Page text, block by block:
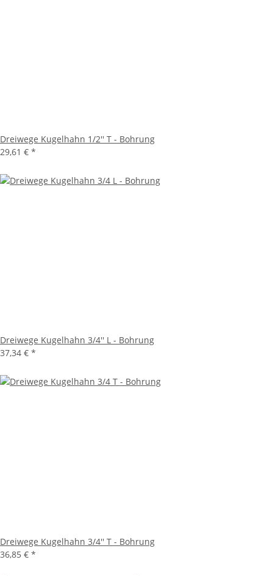
Dreiwege Kugelhahn 1/2'' T - Bohrung
29,61 € *
Dreiwege Kugelhahn 3/4'' L - Bohrung
37,34 € *
Dreiwege Kugelhahn 3/4'' T - Bohrung
36,85 € *